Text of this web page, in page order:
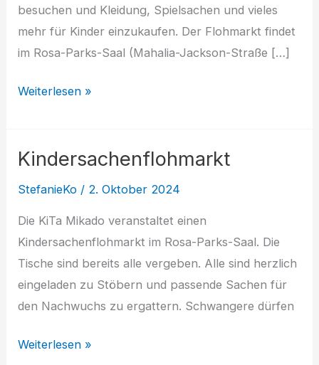
besuchen und Kleidung, Spielsachen und vieles
mehr für Kinder einzukaufen. Der Flohmarkt findet
im Rosa-Parks-Saal (Mahalia-Jackson-Straße […]
Kinder-
KiTa
Weiterlesen »
Kindersachenflohmarkt
StefanieKo / 2. Oktober 2024
Die KiTa Mikado veranstaltet einen
Kindersachenflohmarkt im Rosa-Parks-Saal. Die
Tische sind bereits alle vergeben. Alle sind herzlich
eingeladen zu Stöbern und passende Sachen für
den Nachwuchs zu ergattern. Schwangere dürfen
Kindersachenflohmarkt
Weiterlesen »